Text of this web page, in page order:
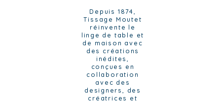
Depuis 1874,
Tissage Moutet
réinvente le
linge de table et
de maison avec
des créations
inédites,
conçues en
collaboration
avec des
designers, des
créatrices et